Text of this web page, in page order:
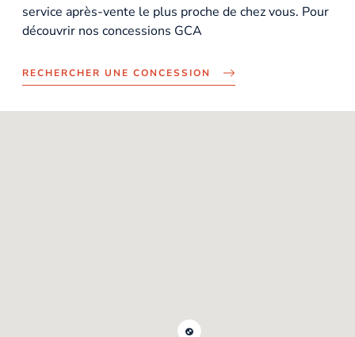
service après-vente le plus proche de chez vous. Pour
découvrir nos concessions GCA
RECHERCHER UNE CONCESSION